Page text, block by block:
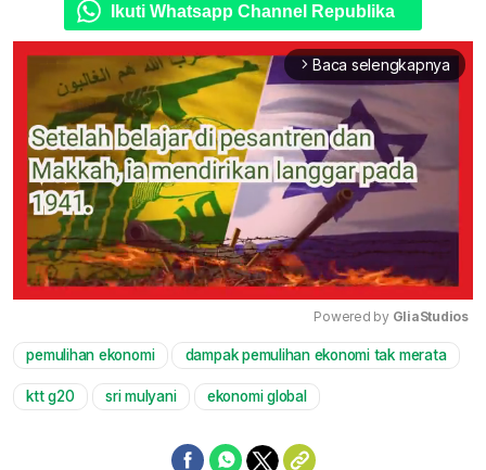
Ikuti Whatsapp Channel Republika
arrow_forward_ios Baca selengkapnya
Mute
Powered by GliaStudios
pemulihan ekonomi dampak pemulihan ekonomi tak merata
ktt g20 sri mulyani ekonomi global